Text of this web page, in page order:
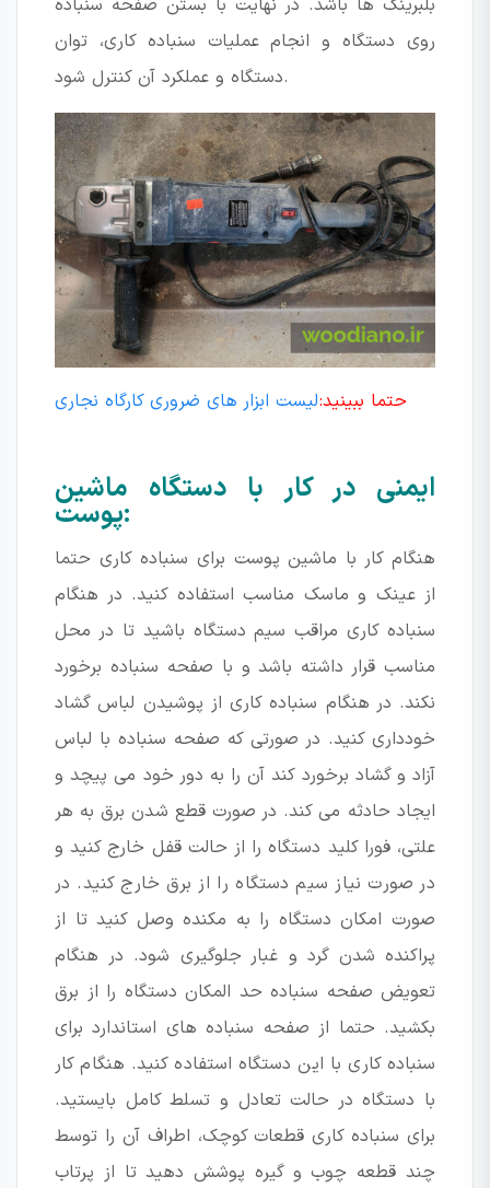
بلبرینگ ها باشد. در نهایت با بستن صفحه سنباده
روی دستگاه و انجام عملیات سنباده کاری، توان
دستگاه و عملکرد آن کنترل شود.
حتما ببینید:لیست ابزار های ضروری کارگاه نجاری
ایمنی در کار با دستگاه ماشین
پوست:
هنگام کار با ماشین پوست برای سنباده کاری حتما
از عینک و ماسک مناسب استفاده کنید. در هنگام
سنباده کاری مراقب سیم دستگاه باشید تا در محل
مناسب قرار داشته باشد و با صفحه سنباده برخورد
نکند. در هنگام سنباده کاری از پوشیدن لباس گشاد
خودداری کنید. در صورتی که صفحه سنباده با لباس
آزاد و گشاد برخورد کند آن را به دور خود می پیچد و
ایجاد حادثه می کند. در صورت قطع شدن برق به هر
علتی، فورا کلید دستگاه را از حالت قفل خارج کنید و
در صورت نیاز سیم دستگاه را از برق خارج کنید. در
صورت امکان دستگاه را به مکنده وصل کنید تا از
پراکنده شدن گرد و غبار جلوگیری شود. در هنگام
تعویض صفحه سنباده حد المکان دستگاه را از برق
بکشید. حتما از صفحه سنباده های استاندارد برای
سنباده کاری با این دستگاه استفاده کنید. هنگام کار
با دستگاه در حالت تعادل و تسلط کامل بایستید.
برای سنباده کاری قطعات کوچک، اطراف آن را توسط
چند قطعه چوب و گیره پوشش دهید تا از پرتاب